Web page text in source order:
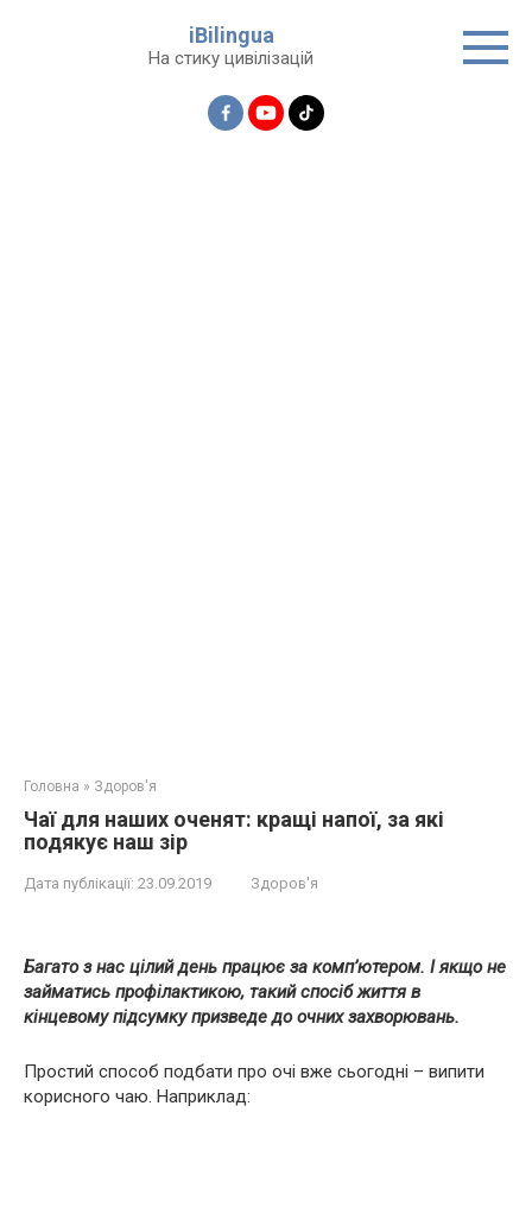
iBilingua
На стику цивілізацій
Головна » Здоров'я
Чаї для наших оченят: кращі напої, за які
подякує наш зір
Дата публікації: 23.09.2019 Здоров'я
Багато з нас цілий день працює за комп’ютером. І якщо не
займатись профілактикою, такий спосіб життя в
кінцевому підсумку призведе до очних захворювань.
Простий способ подбати про очі вже сьогодні – випити
корисного чаю. Наприклад: